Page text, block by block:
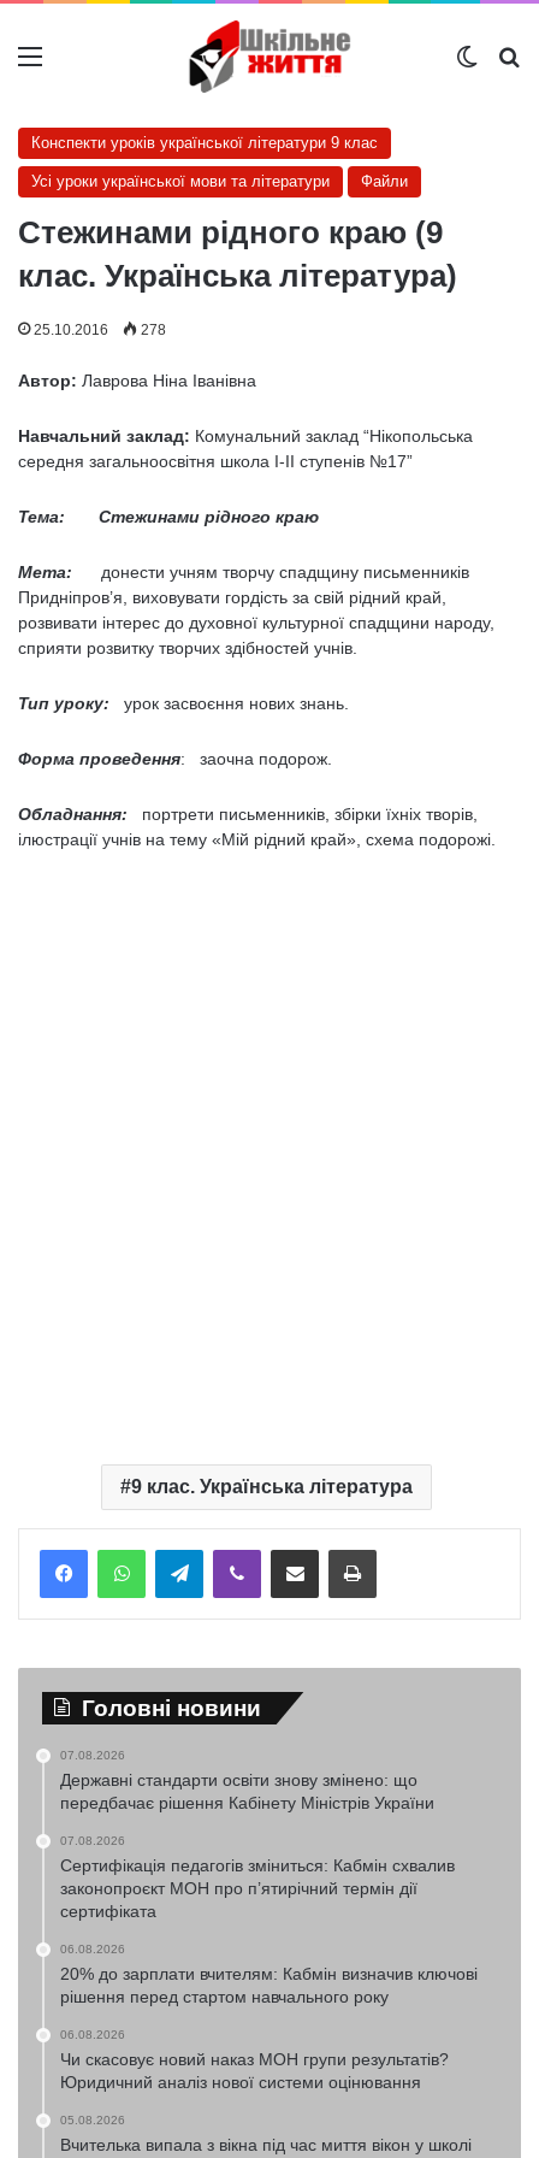
Меню
Конспекти уроків української літератури 9 клас
Усі уроки української мови та літератури Файли
Стежинами рідного краю (9
клас. Українська література)
25.10.2016 278
Автор: Лаврова Ніна Іванівна
Навчальний заклад: Комунальний заклад “Нікопольська
середня загальноосвітня школа I-II ступенів №17”
Тема: Стежинами рідного краю
Мета: донести учням творчу спадщину письменників
Придніпров’я, виховувати гордість за свій рідний край,
розвивати інтерес до духовної культурної спадщини народу,
сприяти розвитку творчих здібностей учнів.
Тип уроку: урок засвоєння нових знань.
Форма проведення: заочна подорож.
Обладнання: портрети письменників, збірки їхніх творів,
ілюстрації учнів на тему «Мій рідний край», схема подорожі.
9 клас. Українська література
TelegramViber Надіслати електронною поштоюНадрукувати
Головні новини
07.08.2026
Державні стандарти освіти знову змінено: що
передбачає рішення Кабінету Міністрів України
07.08.2026
Сертифікація педагогів зміниться: Кабмін схвалив
законопроєкт МОН про п’ятирічний термін дії
сертифіката
06.08.2026
20% до зарплати вчителям: Кабмін визначив ключові
рішення перед стартом навчального року
06.08.2026
Чи скасовує новий наказ МОН групи результатів?
Юридичний аналіз нової системи оцінювання
05.08.2026
Вчителька випала з вікна під час миття вікон у школі